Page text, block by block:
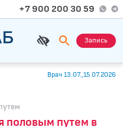
+7 900 200 30 59
Запись
Врач 13.07.,15.07.2026
путем в